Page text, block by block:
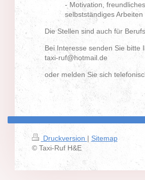
- Motivation,
selbstständiges Arbeiten
Die Stellen sind auch für
Bei Interesse senden Sie bitte
taxi-ruf@hotmail.de
oder melden Sie sich
Druckversion | Sitemap
© Taxi-Ruf H&E